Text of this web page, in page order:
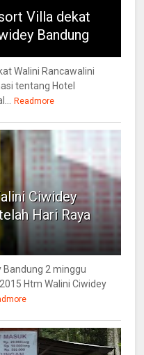
Villa dekat
Bandung
Walini Rancawalini
tentang Hotel
Readmore
Ciwidey
Hari Raya
Bandung 2 minggu
Htm Walini Ciwidey